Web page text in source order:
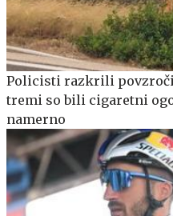
Policisti razkrili
tremi so bili cigaretni
namerno